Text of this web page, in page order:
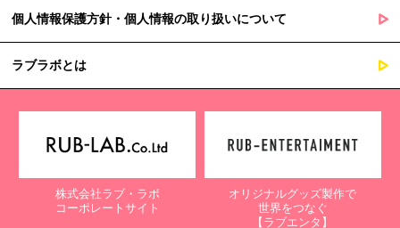
個人情報保護方針・個人情報の取り扱いについて
ラブラボとは
株式会社ラブ・ラボ
コーポレートサイト
オリジナルグッズ製作で
世界をつなぐ
【ラブエンタ】